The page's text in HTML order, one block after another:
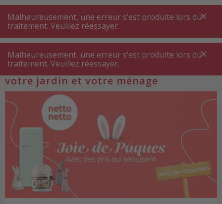
A +++
A+++
A +++
A+++
MyPost
MyPost
MENU RECHERCHE
Tout pour votre brunch de Pâques,
votre jardin et votre ménage
Malheureusement, une erreur s’est produite lors du
traitement. Veuillez réessayer.
Malheureusement, une erreur s’est produite lors du
traitement. Veuillez réessayer.